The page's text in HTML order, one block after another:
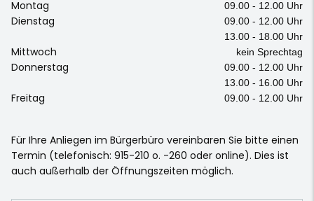
Montag 09.00 - 12.00 Uhr
Dienstag
09.00 - 12.00 Uhr
13.00 - 18.00 Uhr
Mittwoch kein Sprechtag
Donnerstag
09.00 - 12.00 Uhr
13.00 - 16.00 Uhr
Freitag 09.00 - 12.00 Uhr
Für Ihre Anliegen im Bürgerbüro vereinbaren Sie bitte einen
Termin (telefonisch: 915-210 o. -260 oder online). Dies ist
auch außerhalb der Öffnungszeiten möglich.